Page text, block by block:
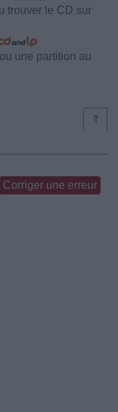
trouver le CD sur
une partition au
⇑
Corriger une erreur